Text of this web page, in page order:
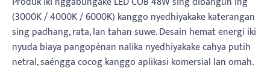
(3000K / 4000K / 6000K) kanggo nyedhiyakake katerangan
sing padhang, rata, lan tahan suwe. Desain hemat energi iki
nyuda biaya pangopènan nalika nyedhiyakake cahya putih
netral, saéngga cocog kanggo aplikasi komersial lan omah.